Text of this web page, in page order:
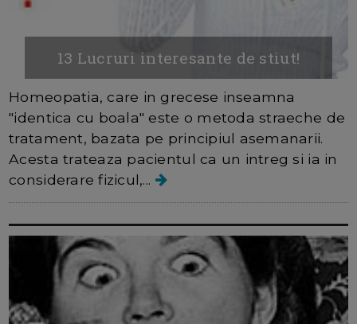
13 Lucruri interesante de stiut!
Homeopatia, care in grecese inseamna
"identica cu boala" este o metoda straeche de
tratament, bazata pe principiul asemanarii.
Acesta trateaza pacientul ca un intreg si ia in
considerare fizicul,...